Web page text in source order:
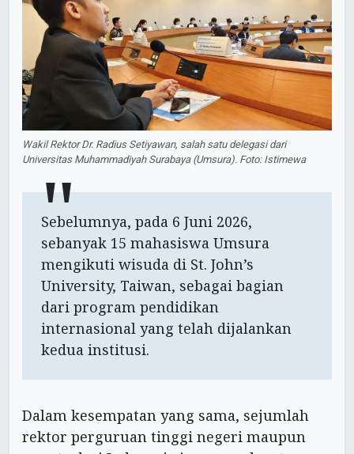
Wakil Rektor Dr. Radius Setiyawan, salah satu delegasi dari
Universitas Muhammadiyah Surabaya (Umsura). Foto: Istimewa
Sebelumnya, pada 6 Juni 2026,
sebanyak 15 mahasiswa Umsura
mengikuti wisuda di St. John’s
University, Taiwan, sebagai bagian
dari program pendidikan
internasional yang telah dijalankan
kedua institusi.
Dalam kesempatan yang sama, sejumlah
rektor perguruan tinggi negeri maupun